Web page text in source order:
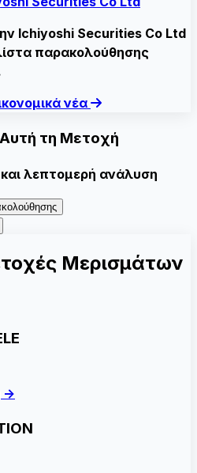
Ichiyoshi Securities Co Ltd
παρακολούθησης
νέα
τη Μετοχή
και λεπτομερή ανάλυση
Μερισμάτων
→